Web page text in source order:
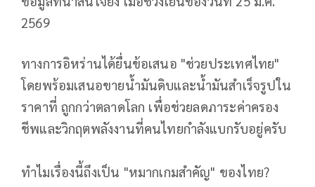
2569
​ทางการอิหร่านได้ยื่นข้อเสนอ "ช่วยประเทศไทย"
โดยพร้อมเสนอขายน้ำมันดิบและน้ำมันสำเร็จรูปใน
ราคาที่ ถูกกว่าตลาดโลก เพื่อช่วยลดภาระค่าครอง
ชีพและวิกฤตพลังงานที่คนไทยกำลังแบกรับอยู่ครับ
ทำไมเรื่องนี้ถึงเป็น "หมากเกมสำคัญ" ของไทย?